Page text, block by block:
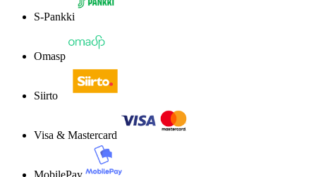
S-Pankki
Omasp
Siirto
Visa & Mastercard